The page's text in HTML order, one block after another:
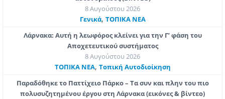
8 Αυγούστου 2026
Γενικά, ΤΟΠΙΚΑ ΝΕΑ
Λάρνακα: Αυτή η λεωφόρος κλείνει για την Γ’ φάση του
Αποχετευτικού συστήματος
8 Αυγούστου 2026
ΤΟΠΙΚΑ ΝΕΑ, Τοπική Αυτοδιοίκηση
Παραδόθηκε το Παττίχειο Πάρκο – Τα συν και πλην του πιο
πολυσυζητημένου έργου στη Λάρνακα (εικόνες & βίντεο)